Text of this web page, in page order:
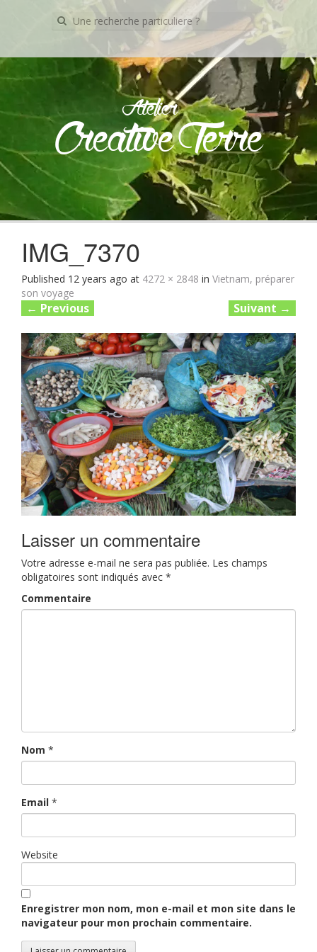
Recherche
pour:
Atelier
Creative Terre
Skip
to
IMG_7370
Published 12 years ago at 4272 × 2848 in Vietnam, préparer
son voyage
← Previous Suivant →
Laisser un commentaire
Votre adresse e-mail ne sera pas publiée. Les champs
obligatoires sont indiqués avec *
Commentaire
Nom *
Email *
Website
Enregistrer mon nom, mon e-mail et mon site dans le
navigateur pour mon prochain commentaire.